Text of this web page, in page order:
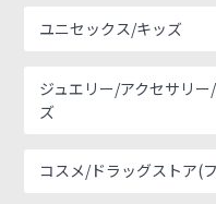
ユニセックス/キッズ
ジュエリー/アクセサリ
ズ
コスメ/ドラッグストア(